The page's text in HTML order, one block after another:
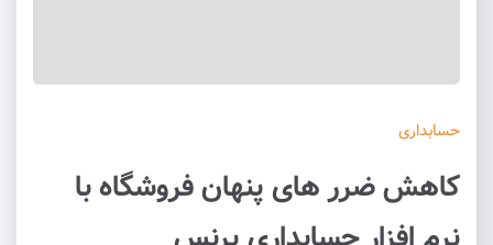
حسابداری
کاهش ضرر های پنهان فروشگاه با